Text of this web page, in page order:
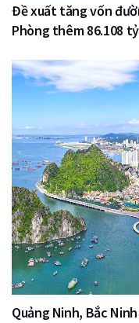
Đề xuất tăng vốn
Phòng thêm 86.108
Quảng Ninh, Bắc